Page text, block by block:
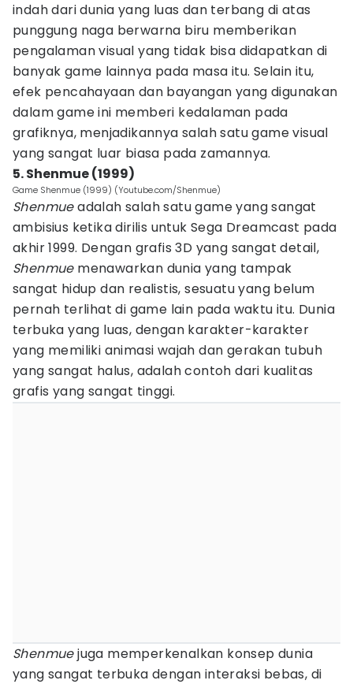
indah dari dunia yang luas dan terbang di atas
punggung naga berwarna biru memberikan
pengalaman visual yang tidak bisa didapatkan di
banyak game lainnya pada masa itu. Selain itu,
efek pencahayaan dan bayangan yang digunakan
dalam game ini memberi kedalaman pada
grafiknya, menjadikannya salah satu game visual
yang sangat luar biasa pada zamannya.
5. Shenmue (1999)
Game Shenmue (1999) (Youtube.com/Shenmue)
Shenmueadalah salah satu game yang sangat
ambisius ketika dirilis untuk Sega Dreamcast pada
akhir 1999. Dengan grafis 3D yang sangat detail,
Shenmuemenawarkan dunia yang tampak
sangat hidup dan realistis, sesuatu yang belum
pernah terlihat di game lain pada waktu itu. Dunia
terbuka yang luas, dengan karakter-karakter
yang memiliki animasi wajah dan gerakan tubuh
yang sangat halus, adalah contoh dari kualitas
grafis yang sangat tinggi.
Shenmuejuga memperkenalkan konsep dunia
yang sangat terbuka dengan interaksi bebas, di